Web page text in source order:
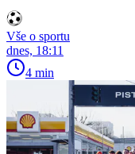
Vše o sportu
dnes, 18:11
4 min